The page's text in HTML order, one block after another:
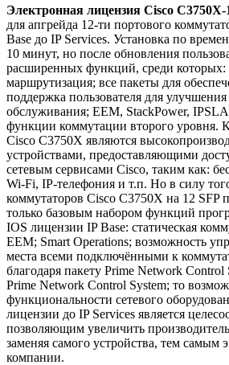
Электронная лицензия Cisco C3750X-
для апгрейда 12-ти портового
Base до IP Services. Установка по
10 минут, но после обновления
расширенных функций, среди которых:
маршрутизация; все пакеты для
поддержка пользователя для улучшения
обслуживания; EEM, StackPower,
функции коммутации второго уровня.
Cisco C3750X являются
устройствами, предоставляющими
сетевым сервисами Cisco, таким как:
Wi-Fi, IP-телефония и т.п. Но в силу
коммутаторов Cisco C3750X на 12 SFP
только базовым набором функций
IOS лицензии IP Base: статическая
EEM; Smart Operations; возможность
места всеми подключёнными к
благодаря пакету Prime Network Control
Prime Network Control System; то
функциональности сетевого
лицензии до IP Services является
позволяющим увеличить
заменяя самого устройства, тем самым
компании.